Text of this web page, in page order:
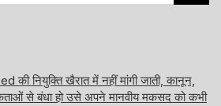
नियुक्ति खैरात में नहीं मांगी जाती, कानून,
से बंधा हो उसे अपने मानवीय मकसद को कभी